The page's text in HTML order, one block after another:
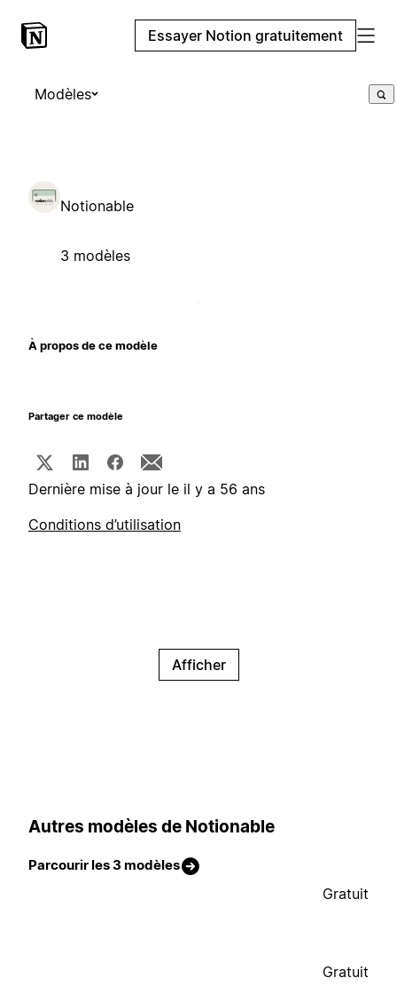
Essayer Notion gratuitement
Modèles
Notionable
3 modèles
À propos de ce modèle
Partager ce modèle
Dernière mise à jour le il y a 56 ans
Conditions d’utilisation
Afficher
Autres modèles de Notionable
Parcourir les 3 modèles
Gratuit
Gratuit